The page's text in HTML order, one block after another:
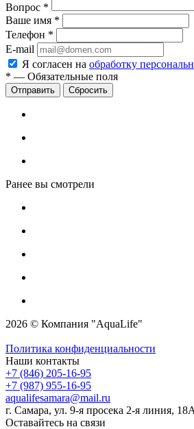
Вопрос *
Ваше имя *
Телефон *
E-mail
Я согласен на обработку
* — Обязательные поля
Сбросить
Ранее вы смотрели
2026 © Компания "AquaLife"
Политика конфиденциальности
Наши контакты
+7 (846) 205-16-95
+7 (987) 955-16-95
aqualifesamara@mail.ru
г. Самара, ул. 9-я просека 2-я линия, 18А
Оставайтесь на связи